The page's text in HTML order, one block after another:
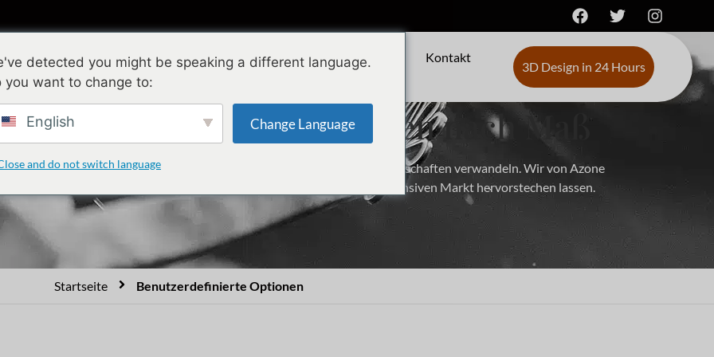
Sammlungen Gestaltung Qualität Über Kontakt
3D Design in 24 Hours
perfekten Schmuckoptionen nach Maß
die gewöhnliche Accessoires in außergewöhnliche Markenbotschaften verwandeln. Wir von Azone
zu kreieren, die Ihre Marke auf dem heutigen wettbewerbsintensiven Markt hervorstechen lassen.
Startseite Benutzerdefinierte Optionen
detected you might be speaking a different language.
you want to change to:
English Change Language
and do not switch language